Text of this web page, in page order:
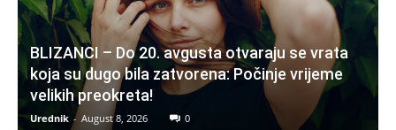
BLIZANCI – Do 20. avgusta otvaraju se vrata
koja su dugo bila zatvorena: Počinje vrijeme
velikih preokreta!
Urednik - August 8, 2026 0